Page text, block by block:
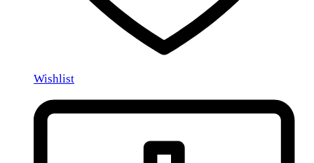
Wishlist